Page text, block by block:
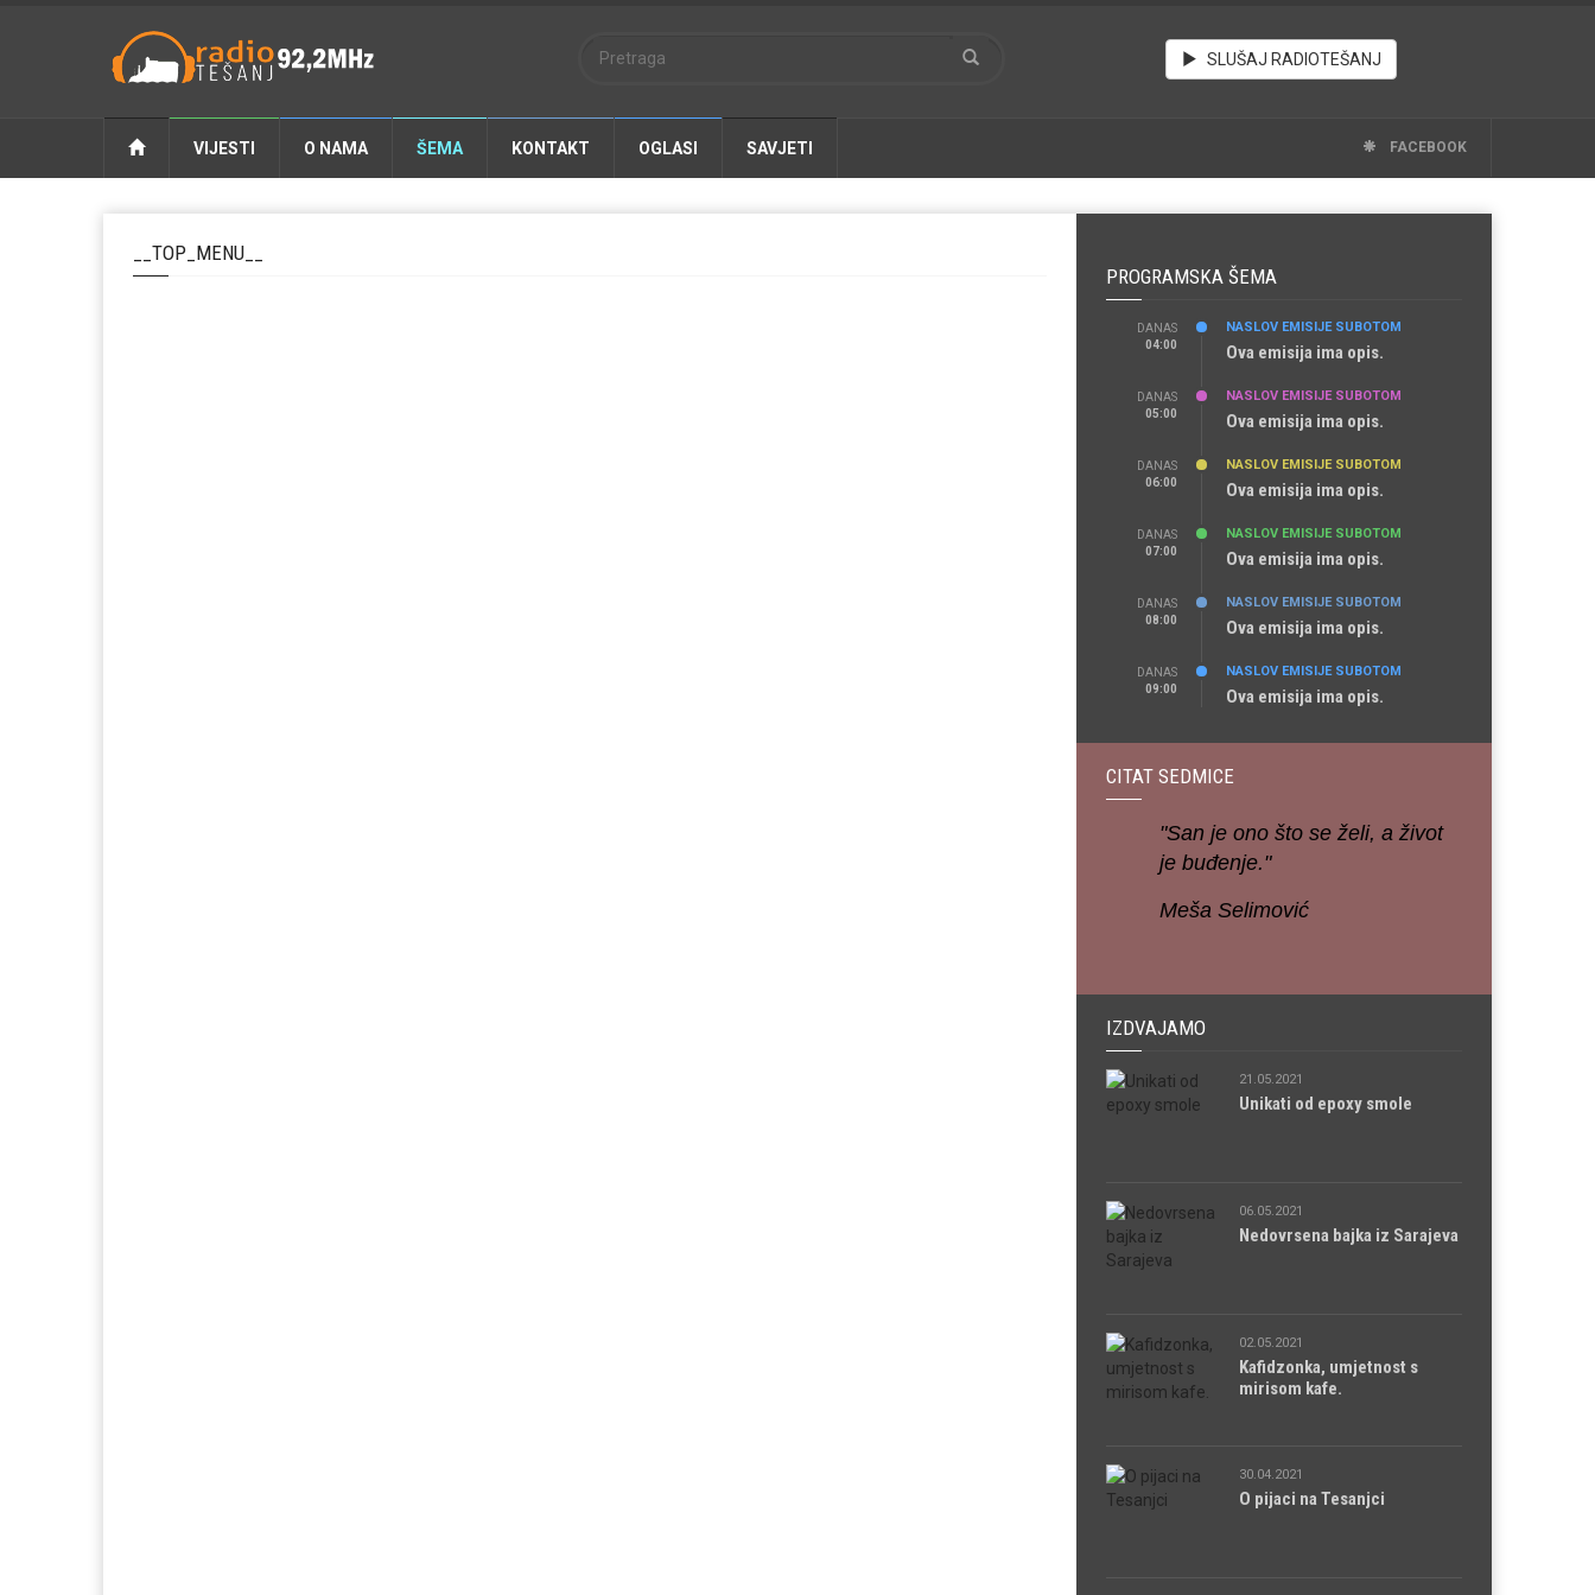
SLUŠAJ RADIOTEŠANJ
VIJESTI O NAMA ŠEMA KONTAKT OGLASI SAVJETI FACEBOOK
__TOP_MENU__
PROGRAMSKA ŠEMA
DANAS
04:00
NASLOV EMISIJE SUBOTOM
Ova emisija ima opis.
DANAS
05:00
NASLOV EMISIJE SUBOTOM
Ova emisija ima opis.
DANAS
06:00
NASLOV EMISIJE SUBOTOM
Ova emisija ima opis.
DANAS
07:00
NASLOV EMISIJE SUBOTOM
Ova emisija ima opis.
DANAS
08:00
NASLOV EMISIJE SUBOTOM
Ova emisija ima opis.
DANAS
09:00
NASLOV EMISIJE SUBOTOM
Ova emisija ima opis.
CITAT SEDMICE
"San je ono što se želi, a život
je buđenje."
Meša Selimović
IZDVAJAMO
21.05.2021
Unikati od epoxy smole
06.05.2021
Nedovrsena bajka iz Sarajeva
02.05.2021
Kafidzonka, umjetnost s
mirisom kafe.
30.04.2021
O pijaci na Tesanjci